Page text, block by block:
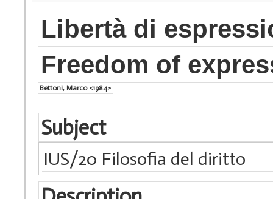
Libertà di
Freedom of
Bettoni, Marco <1984>
Subject
IUS/20 Filosofia del diritto